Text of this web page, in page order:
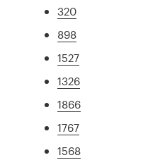
320
898
1527
1326
1866
1767
1568